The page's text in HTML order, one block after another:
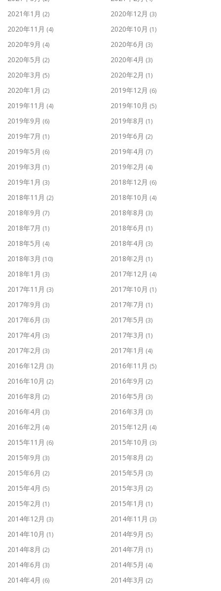
2021年1月 (2) 2020年12月 (3)
2020年11月 (4) 2020年10月 (1)
2020年9月 (4) 2020年6月 (3)
2020年5月 (2) 2020年4月 (3)
2020年3月 (5) 2020年2月 (1)
2020年1月 (2) 2019年12月 (6)
2019年11月 (4) 2019年10月 (5)
2019年9月 (6) 2019年8月 (1)
2019年7月 (1) 2019年6月 (2)
2019年5月 (6) 2019年4月 (7)
2019年3月 (1) 2019年2月 (4)
2019年1月 (3) 2018年12月 (6)
2018年11月 (2) 2018年10月 (4)
2018年9月 (7) 2018年8月 (3)
2018年7月 (1) 2018年6月 (1)
2018年5月 (4) 2018年4月 (3)
2018年3月 (10) 2018年2月 (1)
2018年1月 (3) 2017年12月 (4)
2017年11月 (3) 2017年10月 (1)
2017年9月 (3) 2017年7月 (1)
2017年6月 (3) 2017年5月 (3)
2017年4月 (3) 2017年3月 (1)
2017年2月 (3) 2017年1月 (4)
2016年12月 (3) 2016年11月 (5)
2016年10月 (2) 2016年9月 (2)
2016年8月 (2) 2016年5月 (3)
2016年4月 (3) 2016年3月 (3)
2016年2月 (4) 2015年12月 (4)
2015年11月 (6) 2015年10月 (3)
2015年9月 (3) 2015年8月 (2)
2015年6月 (2) 2015年5月 (3)
2015年4月 (5) 2015年3月 (2)
2015年2月 (1) 2015年1月 (1)
2014年12月 (3) 2014年11月 (3)
2014年10月 (1) 2014年9月 (5)
2014年8月 (2) 2014年7月 (1)
2014年6月 (3) 2014年5月 (4)
2014年4月 (6) 2014年3月 (2)